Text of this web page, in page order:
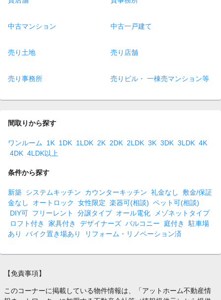
中古マンション 中古一戸建て
売り土地 売り店舗
売り事務所 売りビル・ 一棟売マンション等
間取りから探す
ワンルーム 1K 1DK 1LDK 2K 2DK 2LDK 3K 3DK 3LDK 4K
4DK 4LDK以上
条件から探す
新築 システムキッチン カウンターキッチン 礼金なし
敷金/保証
金なし
オートロック 女性限定 楽器可(相談) ペット可(相談)
DIY可 フリーレント 分譲タイプ オール電化
メゾネットタイプ
ロフト付き
家具付き デザイナーズ バルコニー 庭付き
駐車場
あり
バイク置き場あり リフォーム・リノベーション済
【免責事項】
このコーナーに掲載している物件情報は、「アットホーム不動産情